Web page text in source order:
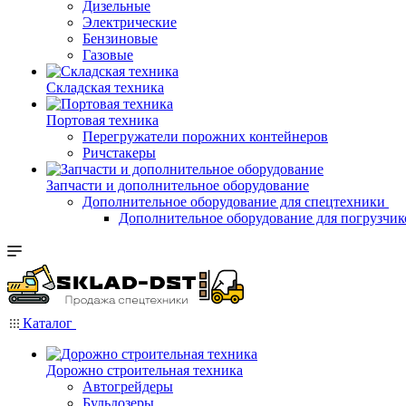
Дизельные
Электрические
Бензиновые
Газовые
Складская техника
Портовая техника
Перегружатели порожних контейнеров
Ричстакеры
Запчасти и дополнительное оборудование
Дополнительное оборудование для спецтехники
Дополнительное оборудование для
Каталог
Дорожно строительная техника
Автогрейдеры
Бульдозеры